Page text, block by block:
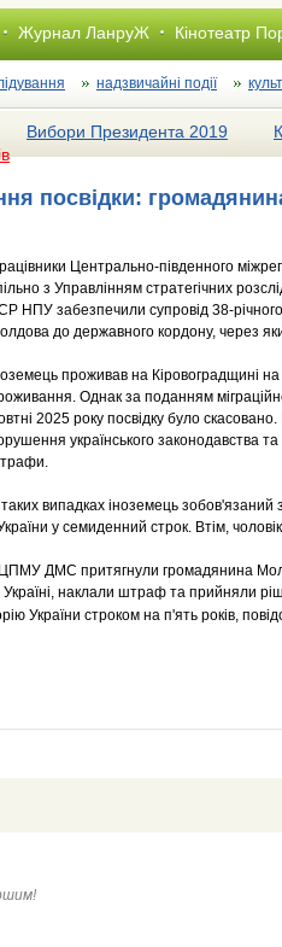
Журнал ЛанруЖ Кінотеатр
надзвичайні події
Вибори Президента 2019
посвідки:
Центрально-південного
з Управлінням стратегічних
НПУ забезпечили супровід 38-
до державного кордону, через
проживав на Кіровоградщині на
Однак за поданням
2025 року посвідку було
українського законодавства та
випадках іноземець зобов'язаний
у семиденний строк. Втім,
ЦПМУ ДМС притягнули громадянина
наклали штраф та прийняли
України строком на п'ять років,